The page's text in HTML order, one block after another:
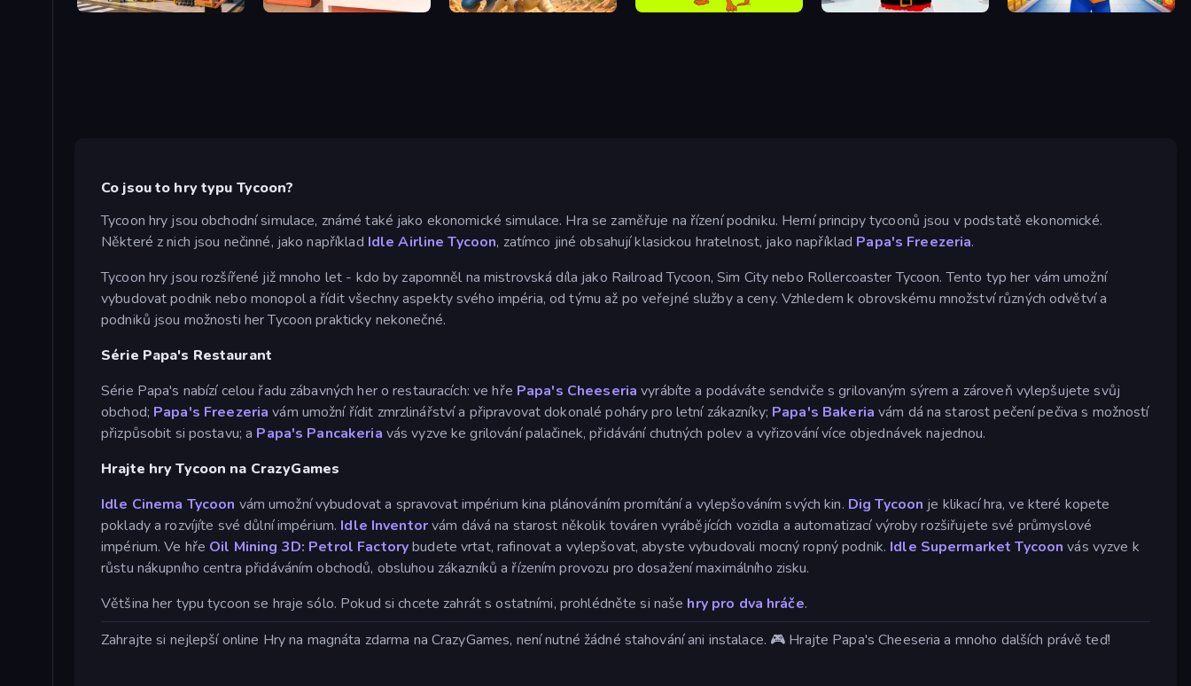
Shop Rush 3D My Phone Store Cowboy Lasso Master My Monsters Zoo Idle Planet: Gym Tycoon Supermarket Manager
Co jsou to hry typu Tycoon?
Tycoon hry jsou obchodní simulace, známé také jako ekonomické simulace. Hra se zaměřuje na řízení podniku. Herní principy tycoonů jsou v podstatě ekonomické.
Některé z nich jsou nečinné, jako například Idle Airline Tycoon, zatímco jiné obsahují klasickou hratelnost, jako například Papa's Freezeria.
Tycoon hry jsou rozšířené již mnoho let - kdo by zapomněl na mistrovská díla jako Railroad Tycoon, Sim City nebo Rollercoaster Tycoon. Tento typ her vám umožní
vybudovat podnik nebo monopol a řídit všechny aspekty svého impéria, od týmu až po veřejné služby a ceny. Vzhledem k obrovskému množství různých odvětví a
podniků jsou možnosti her Tycoon prakticky nekonečné.
Série Papa's Restaurant
Série Papa's nabízí celou řadu zábavných her o restauracích: ve hře Papa's Cheeseria vyrábíte a podáváte sendviče s grilovaným sýrem a zároveň vylepšujete svůj
obchod; Papa's Freezeria vám umožní řídit zmrzlinářství a připravovat dokonalé poháry pro letní zákazníky; Papa's Bakeria vám dá na starost pečení pečiva s možností
přizpůsobit si postavu; a Papa's Pancakeria vás vyzve ke grilování palačinek, přidávání chutných polev a vyřizování více objednávek najednou.
Hrajte hry Tycoon na CrazyGames
Idle Cinema Tycoon vám umožní vybudovat a spravovat impérium kina plánováním promítání a vylepšováním svých kin. Dig Tycoon je klikací hra, ve které kopete
poklady a rozvíjíte své důlní impérium. Idle Inventorvám dává na starost několik továren vyrábějících vozidla a automatizací výroby rozšiřujete své průmyslové
impérium. Ve hře Oil Mining 3D: Petrol Factorybudete vrtat, rafinovat a vylepšovat, abyste vybudovali mocný ropný podnik. Idle Supermarket Tycoonvás vyzve k
růstu nákupního centra přidáváním obchodů, obsluhou zákazníků a řízením provozu pro dosažení maximálního zisku.
Většina her typu tycoon se hraje sólo. Pokud si chcete zahrát s ostatními, prohlédněte si naše hry pro dva hráče.
Zahrajte si nejlepší online Hry na magnáta zdarma na CrazyGames, není nutné žádné stahování ani instalace. 🎮 Hrajte Papa's Cheeseria a mnoho dalších právě teď!